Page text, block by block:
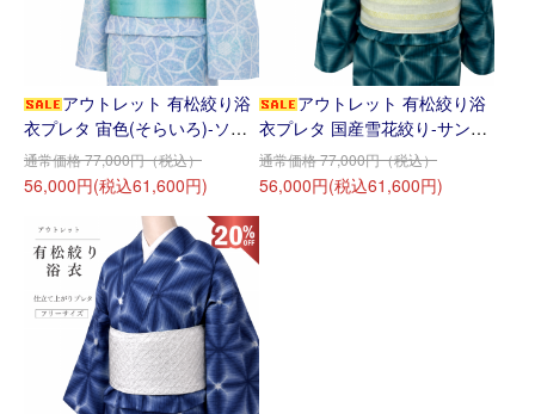
アウトレット 有松絞り浴
衣プレタ 宙色(そらいろ)-ソー
ダ♪
通常価格 77,000円（税込）
56,000円(税込61,600円)
アウトレット 有松絞り浴
衣プレタ 国産雪花絞り-サンゴ
礁の海♪
通常価格 77,000円（税込）
56,000円(税込61,600円)